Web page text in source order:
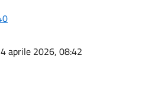
aprile 2026, 08:42